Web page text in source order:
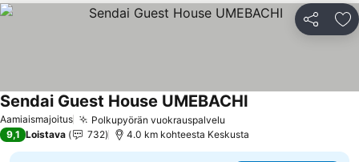
Jaa
Aamiaismajoitus Polkupyörän vuokrauspalvelu
Sendai Guest House UMEBACHI
9,1 Loistava 732 4.0 km kohteesta Keskusta